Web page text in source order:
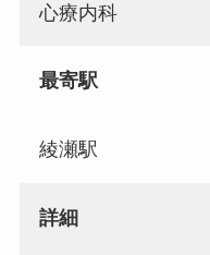
心療内科
最寄駅
綾瀬駅
詳細